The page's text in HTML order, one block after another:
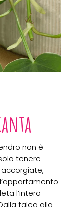
non è
tenere
accorgiate,
l’intero
talea alla